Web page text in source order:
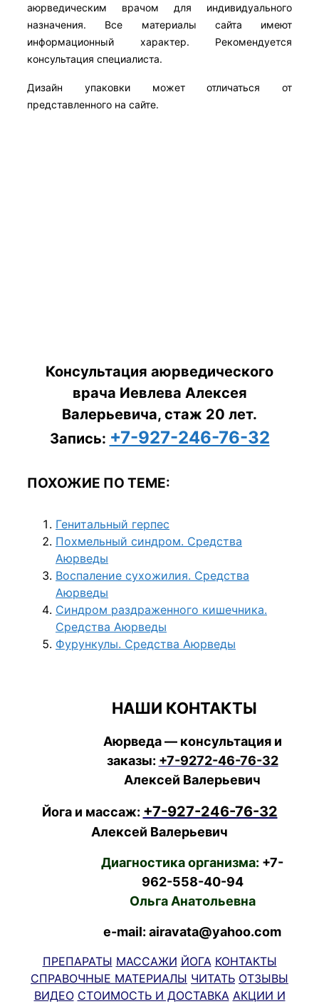
аюрведическим врачом для индивидуального
назначения. Все материалы сайта имеют
информационный характер. Рекомендуется
консультация специалиста.
Дизайн упаковки может отличаться от
представленного на сайте.
Консультация аюрведического
врача Иевлева Алексея
Валерьевича, стаж 20 лет.
Запись: +7-927-246-76-32
ПОХОЖИЕ ПО ТЕМЕ:
Генитальный герпес
Похмельный синдром. Средства
Аюрведы
Воспаление сухожилия. Средства
Аюрведы
Синдром раздраженного кишечника.
Средства Аюрведы
Фурункулы. Средства Аюрведы
НАШИ КОНТАКТЫ
Аюрведа — консультация и
заказы: +7-9272-46-76-32
Алексей Валерьевич
Йога и массаж: +7-927-246-76-32
Алексей Валерьевич
Диагностика организма: +7-
962-558-40-94
Ольга Анатольевна
e-mail: airavata@yahoo.com
ПРЕПАРАТЫ МАССАЖИ ЙОГА КОНТАКТЫ
СПРАВОЧНЫЕ МАТЕРИАЛЫ ЧИТАТЬ ОТЗЫВЫ
ВИДЕО СТОИМОСТЬ И ДОСТАВКА АКЦИИ И